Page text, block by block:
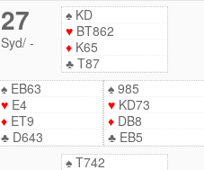
27
Syd/ -
♠KD
♥BT862
♦K65
♣T87
♠ EB63
♥ E4
♦ ET9
♣ D643
♠ 985
♥ KD73
♦ DB8
♣ EB5
♠T742